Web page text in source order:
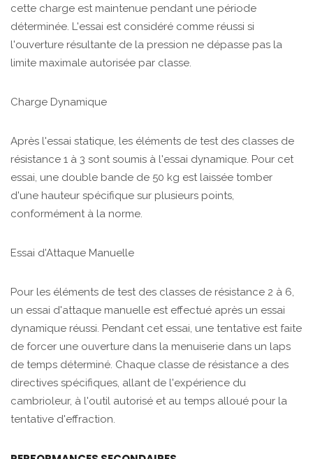
cette charge est maintenue pendant une période
déterminée. L'essai est considéré comme réussi si
l'ouverture résultante de la pression ne dépasse pas la
limite maximale autorisée par classe.
Charge Dynamique
Après l'essai statique, les éléments de test des classes de
résistance 1 à 3 sont soumis à l'essai dynamique. Pour cet
essai, une double bande de 50 kg est laissée tomber
d'une hauteur spécifique sur plusieurs points,
conformément à la norme.
Essai d'Attaque Manuelle
Pour les éléments de test des classes de résistance 2 à 6,
un essai d'attaque manuelle est effectué après un essai
dynamique réussi. Pendant cet essai, une tentative est faite
de forcer une ouverture dans la menuiserie dans un laps
de temps déterminé. Chaque classe de résistance a des
directives spécifiques, allant de l'expérience du
cambrioleur, à l'outil autorisé et au temps alloué pour la
tentative d'effraction.